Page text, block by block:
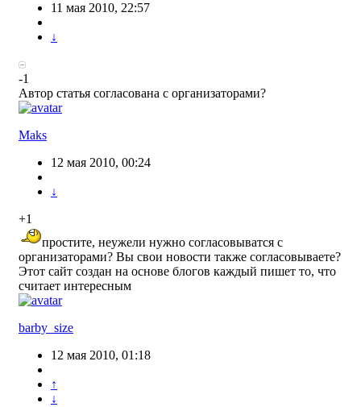
11 мая 2010, 22:57
↓
-1
Автор статья согласована с организаторами?
Maks
12 мая 2010, 00:24
↓
+1
простите, неужели нужно согласовыватся с
организаторами? Вы свои новости также согласовываете?
Этот сайт создан на основе блогов каждый пишет то, что
считает интересным
barby_size
12 мая 2010, 01:18
↑
↓